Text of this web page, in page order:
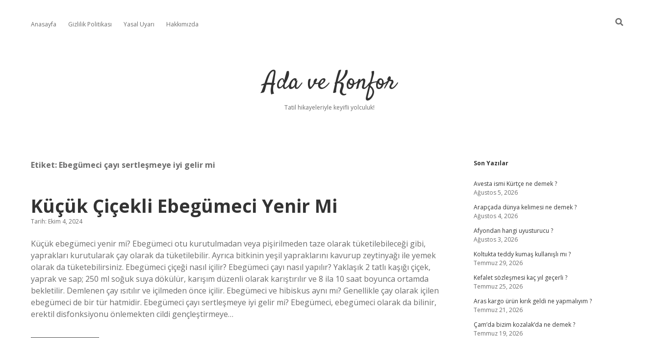
Anasayfa Gizlilik Politikası Yasal Uyarı Hakkımızda
Ada ve Konfor
Tatil hikayeleriyle keyifli yolculuk!
Etiket: Ebegümeci çayı sertleşmeye iyi gelir mi
Küçük Çiçekli Ebegümeci Yenir Mi
Tarih: Ekim 4, 2024
Küçük ebegümeci yenir mi? Ebegümeci otu kurutulmadan veya pişirilmeden taze olarak tüketilebileceği gibi,
yaprakları kurutularak çay olarak da tüketilebilir. Ayrıca bitkinin yeşil yapraklarını kavurup zeytinyağı ile yemek
olarak da tüketebilirsiniz. Ebegümeci çiçeği nasıl içilir? Ebegümeci çayı nasıl yapılır? Yaklaşık 2 tatlı kaşığı çiçek,
yaprak ve sap; 250 ml soğuk suya dökülür, karışım düzenli olarak karıştırılır ve 8 ila 10 saat boyunca ortamda
bekletilir. Demlenen çay ısıtılır ve içilmeden önce içilir. Ebegümeci ve hibiskus aynı mı? Genellikle çay olarak içilen
ebegümeci de bir tür hatmidir. Ebegümeci çayı sertleşmeye iyi gelir mi? Ebegümeci, ebegümeci olarak da bilinir,
erektil disfonksiyonu önlemekten cildi gençleştirmeye…
Sidebar
Son Yazılar
Avesta ismi Kürtçe ne demek ?
Ağustos 5, 2026
Arapçada dünya kelimesi ne demek ?
Ağustos 4, 2026
Afyondan hangi uyusturucu ?
Ağustos 3, 2026
Koltukta teddy kumaş kullanışlı mı ?
Temmuz 29, 2026
Kefalet sözleşmesi kaç yıl geçerli ?
Temmuz 25, 2026
Aras kargo ürün kırık geldi ne yapmalıyım ?
Temmuz 21, 2026
Çam’da bizim kozalak’da ne demek ?
Temmuz 19, 2026